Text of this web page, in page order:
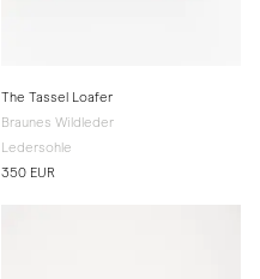
The Tassel Loafer
Braunes Wildleder
Ledersohle
350 EUR